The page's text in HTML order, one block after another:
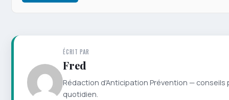
ÉCRIT PAR
Fred
Rédaction d'Anticipation Prévention —
quotidien.